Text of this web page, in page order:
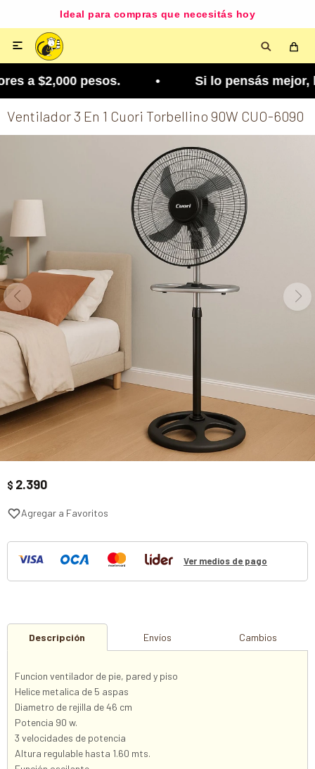
Ideal para compras que necesitás hoy

a $2,000 pesos. • Si lo pensás mejor, lo
Ventilador 3 En 1 Cuori Torbellino 90W CUO-6090
$ 2.390
Ver medios de pago
Descripción Envíos Cambios
Funcion ventilador de pie, pared y piso
Helice metalica de 5 aspas
Diametro de rejilla de 46 cm
Potencia 90 w.
3 velocidades de potencia
Altura regulable hasta 1.60 mts.